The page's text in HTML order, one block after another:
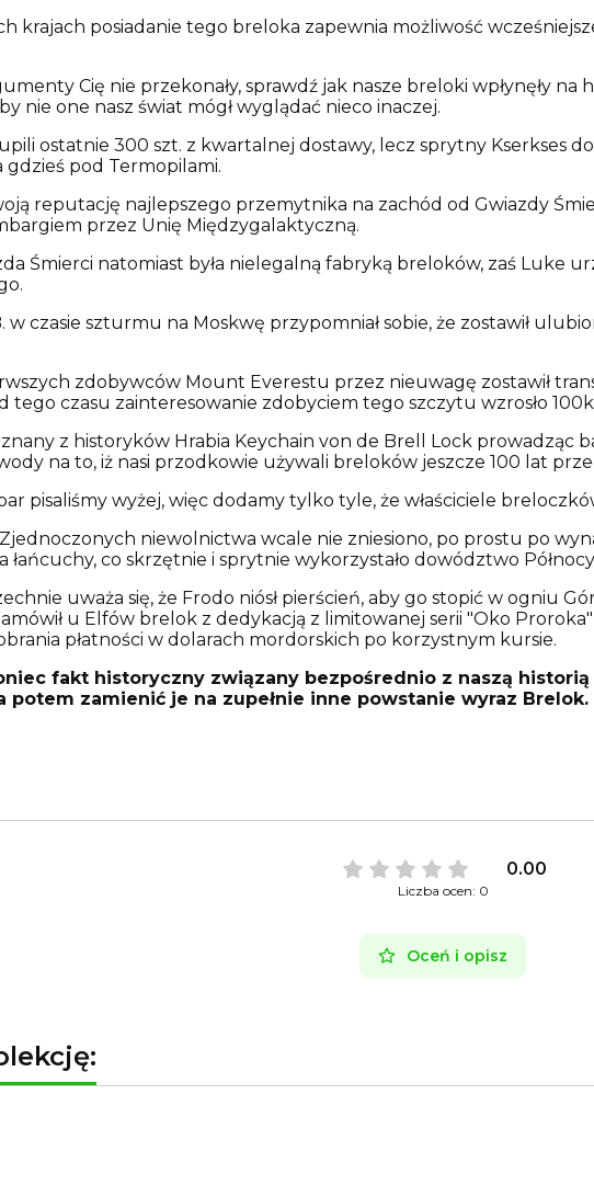
krajach posiadanie tego breloka zapewnia możliwość
Cię nie przekonały, sprawdź jak nasze breloki wpłynęły na
nie one nasz świat mógł wyglądać nieco inaczej.
ostatnie 300 szt. z kwartalnej dostawy, lecz sprytny Kserkses
gdzieś pod Termopilami.
reputację najlepszego przemytnika na zachód od Gwiazdy
przez Unię Międzygalaktyczną.
Śmierci natomiast była nielegalną fabryką breloków, zaś Luke
w czasie szturmu na Moskwę przypomniał sobie, że zostawił
zdobywców Mount Everestu przez nieuwagę zostawił
tego czasu zainteresowanie zdobyciem tego szczytu wzrosło
z historyków Hrabia Keychain von de Brell Lock prowadząc
na to, iż nasi przodkowie używali breloków jeszcze 100 lat
pisaliśmy wyżej, więc dodamy tylko tyle, że właściciele
niewolnictwa wcale nie zniesiono, po prostu po
łańcuchy, co skrzętnie i sprytnie wykorzystało dowództwo
uważa się, że Frodo niósł pierścień, aby go stopić w ogniu
u Elfów brelok z dedykacją z limitowanej serii "Oko Proroka"
płatności w dolarach mordorskich po korzystnym kursie.
fakt historyczny związany bezpośrednio z naszą
potem zamienić je na zupełnie inne powstanie wyraz Brelok.
0.00
Liczba ocen: 0
Oceń i opisz